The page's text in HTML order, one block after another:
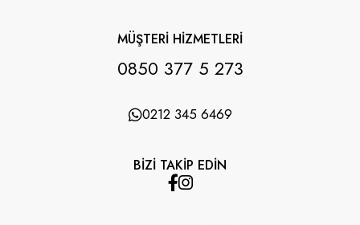
MÜŞTERİ HİZMETLERİ
0850 377 5 273
0212 345 6469
BİZİ TAKİP EDİN